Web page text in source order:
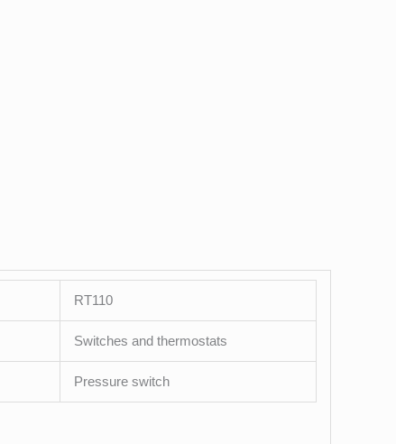
RT110
Switches and thermostats
Pressure switch